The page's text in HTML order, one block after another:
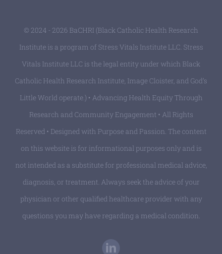
© 2024 - 2026 BaCHRI (Black Catholic Health Research
Institute is a program of Stress Vitals Institute LLC. Stress
Vitals Institute LLC is the legal entity under which Black
Catholic Health Research Institute, Image Cloister, and God’s
Little World operate.) • Advancing Health Equity Through
Research and Community Engagement • All Rights
Reserved • Designed with Purpose and Passion. The content
on this website is for informational purposes only and is
not intended as a substitute for professional medical advice,
diagnosis, or treatment. Always seek the advice of your
physician or other qualified healthcare provider with any
questions you may have regarding a medical condition.